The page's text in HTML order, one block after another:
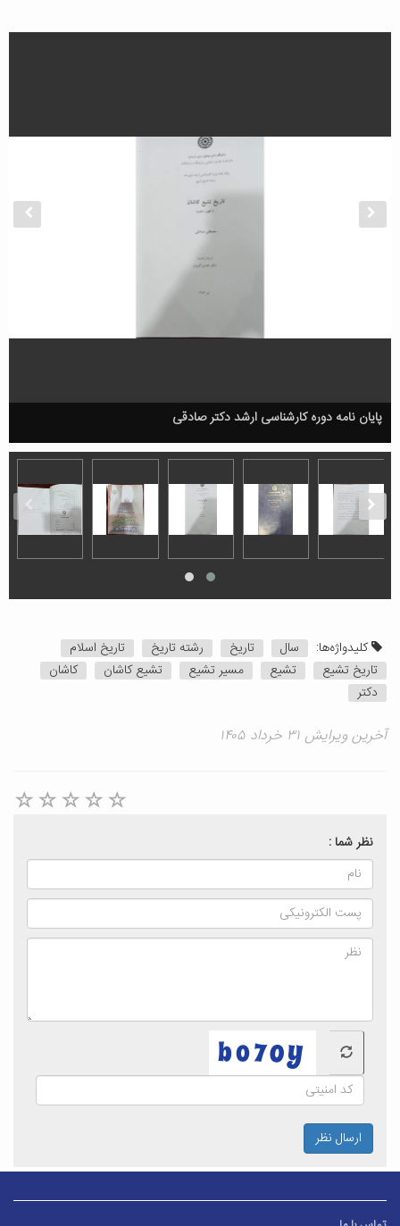
پایان نامه دوره کارشناسی ارشد دکتر صادقی
کلیدواژه‌ها: سال تاریخ رشته تاریخ
تاریخ اسلام
تاریخ تشیع
تشیع مسیر تشیع تشیع کاشان
کاشان
دکتر
آخرین ویرایش ۳۱ خرداد ۱۴۰۵
نظر شما :
ارسال نظر